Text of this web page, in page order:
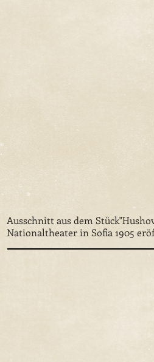
Ausschnitt aus dem
Nationaltheater in Sofia 1905